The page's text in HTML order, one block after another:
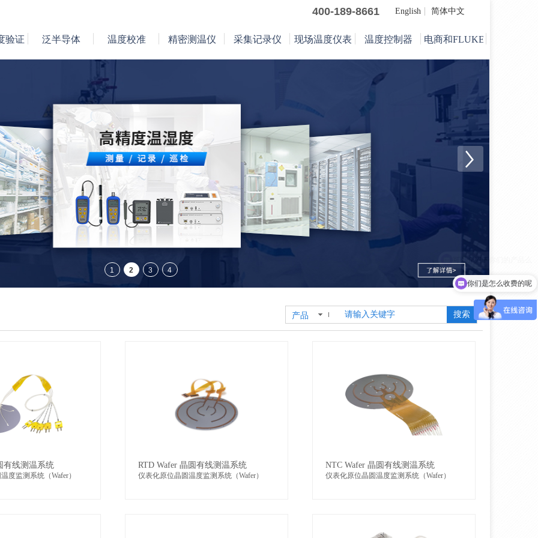
400-189-8661 English 简体中文
验证 泛半导体 温度校准 精密测温仪 采集记录仪 现场温度仪表 温度控制器 电商和FLUKE
产品 搜索
有线测温系统
度监测系统（Wafer）
RTD Wafer 晶圆有线测温系统
仪表化原位晶圆温度监测系统（Wafer）
NTC Wafer 晶圆有线测温系统
仪表化原位晶圆温度监测系统（Wafer）
你们是怎么收费的呢